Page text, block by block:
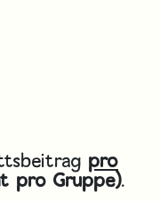
pro
pro Gruppe).